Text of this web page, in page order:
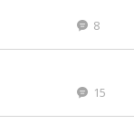
8
15